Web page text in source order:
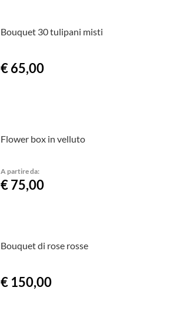
Bouquet 30 tulipani misti
€ 65,00
Flower box in velluto
A partire da:
€ 75,00
Bouquet di rose rosse
€ 150,00